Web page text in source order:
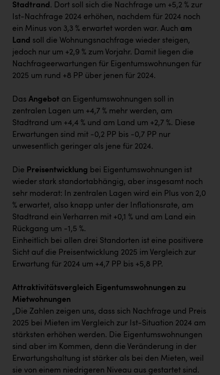
Stadtrand . Dort soll sich die Nachfrage um +5,2 % zur
Ist-Nachfrage 2024 erhöhen, nachdem für 2024 noch
ein Minus von 3,3 % erwartet worden war. Auch am
Land soll die Wohnungsnachfrage wieder steigen,
jedoch nur um +2,9 % zum Vorjahr. Damit liegen die
Nachfrageerwartungen für Eigentumswohnungen für
2025 um rund +8 PP über jenen für 2024.
Das Angebot an Eigentumswohnungen soll in
zentralen Lagen um +4,7 % mehr werden, am
Stadtrand um +4,4 % und am Land um +2,7 %. Diese
Erwartungen sind mit -0,2 PP bis -0,7 PP nur
unwesentlich geringer als jene für 2024.
Die Preisentwicklung bei Eigentumswohnungen ist
wieder stark standortabhängig, aber insgesamt noch
sehr moderat: In zentralen Lagen wird ein Plus von 2,0
% erwartet, also knapp unter der Inflationsrate, am
Stadtrand ein Verharren mit +0,1 % und am Land ein
Rückgang um -1,5 %.
Einheitlich bei allen drei Standorten ist eine positivere
Sicht auf die Preisentwicklung 2025 im Vergleich zur
Erwartung für 2024 um +4,7 PP bis +5,8 PP.
Attraktivitätsvergleich Eigentumswohnungen zu
Mietwohnungen
„Die Zahlen zeigen uns, dass sich Nachfrage und Preis
2025 bei Mieten im Vergleich zur Ist-Situation 2024 am
stärksten erhöhen werden. Die Eigentumswohnungen
sind aber im Kommen, denn die Veränderung in der
Erwartungshaltung ist stärker als bei den Mieten, weil
sie von einem niedrigeren Niveau aus gestartet sind.